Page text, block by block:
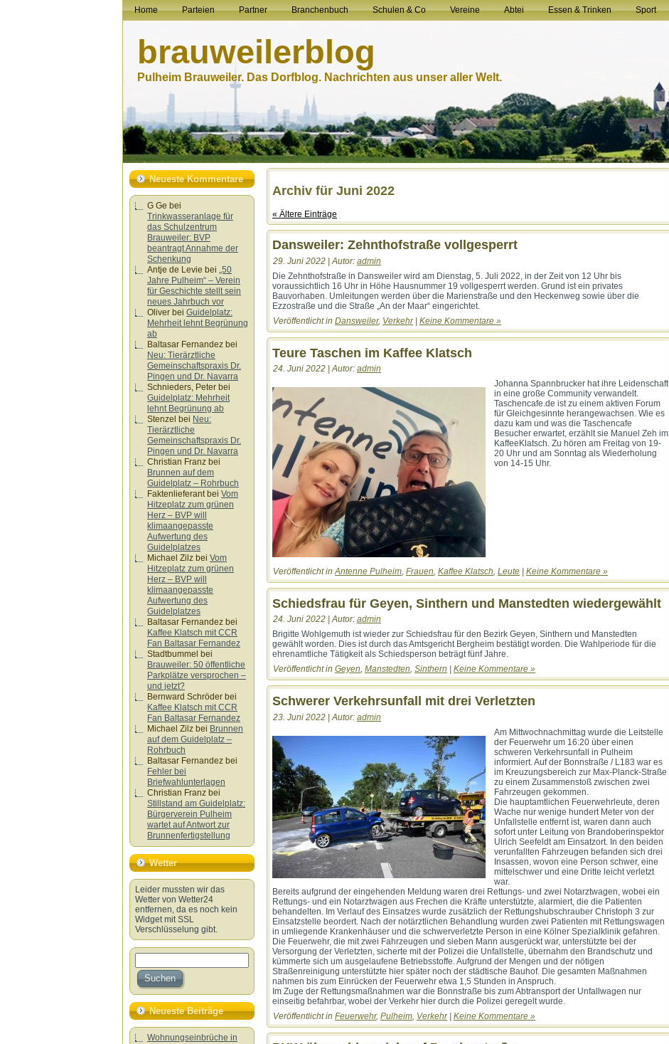
Home Parteien Partner Branchenbuch Schulen & Co Vereine Abtei Essen & Trinken Sport
brauweilerblog
Pulheim Brauweiler. Das Dorfblog. Nachrichten aus unser aller Welt.
Neueste Kommentare
G Ge bei
Trinkwasseranlage für
das Schulzentrum
Brauweiler: BVP
beantragt Annahme der
Schenkung
Antje de Levie bei „50
Jahre Pulheim“ – Verein
für Geschichte stellt sein
neues Jahrbuch vor
Oliver bei Guidelplatz:
Mehrheit lehnt Begrünung
ab
Baltasar Fernandez bei
Neu: Tierärztliche
Gemeinschaftspraxis Dr.
Pingen und Dr. Navarra
Schnieders, Peter bei
Guidelplatz: Mehrheit
lehnt Begrünung ab
Stenzel bei Neu:
Tierärztliche
Gemeinschaftspraxis Dr.
Pingen und Dr. Navarra
Christian Franz bei
Brunnen auf dem
Guidelplatz – Rohrbuch
Faktenlieferantbei Vom
Hitzeplatz zum grünen
Herz – BVP will
klimaangepasste
Aufwertung des
Guidelplatzes
Michael Zilz bei Vom
Hitzeplatz zum grünen
Herz – BVP will
klimaangepasste
Aufwertung des
Guidelplatzes
Baltasar Fernandez bei
Kaffee Klatsch mit CCR
Fan Baltasar Fernandez
Stadtbummel bei
Brauweiler: 50 öffentliche
Parkplätze versprochen –
und jetzt?
Bernward Schröder bei
Kaffee Klatsch mit CCR
Fan Baltasar Fernandez
Michael Zilz bei Brunnen
auf dem Guidelplatz –
Rohrbuch
Baltasar Fernandez bei
Fehler bei
Briefwahlunterlagen
Christian Franz bei
Stillstand am Guidelplatz:
Bürgerverein Pulheim
wartet auf Antwort zur
Brunnenfertigstellung
Wetter
Leider mussten wir das
Wetter von Wetter24
entfernen, da es noch kein
Widget mit SSL
Verschlüsselung gibt.
Neueste Beiträge
Wohnungseinbrüche in
Archiv für Juni 2022
« Ältere Einträge
Dansweiler: Zehnthofstraße vollgesperrt
29. Juni 2022 | Autor: admin
Die Zehnthofstraße in Dansweiler wird am Dienstag, 5. Juli 2022, in der Zeit von 12 Uhr bis
voraussichtlich 16 Uhr in Höhe Hausnummer 19 vollgesperrt werden. Grund ist ein privates
Bauvorhaben. Umleitungen werden über die Marienstraße und den Heckenweg sowie über die
Ezzostraße und die Straße „An der Maar“ eingerichtet.
Veröffentlicht in Dansweiler, Verkehr| Keine Kommentare »
Teure Taschen im Kaffee Klatsch
24. Juni 2022 | Autor: admin
Johanna Spannbrucker hat ihre Leidenschaft
in eine große Community verwandelt.
Taschencafe.de ist zu einem aktiven Forum
für Gleichgesinnte herangewachsen. Wie es
dazu kam und was die Taschencafe
Besucher erwartet, erzählt sie Manuel Zeh im
KaffeeKlatsch. Zu hören am Freitag von 19-
20 Uhr und am Sonntag als Wiederholung
von 14-15 Uhr.
Veröffentlicht inAntenne Pulheim, Frauen, Kaffee Klatsch, Leute Keine Kommentare »
Schiedsfrau für Geyen, Sinthern und Manstedten wiedergewählt
24. Juni 2022 | Autor: admin
Brigitte Wohlgemuth ist wieder zur Schiedsfrau für den Bezirk Geyen, Sinthern und Manstedten
gewählt worden. Dies ist durch das Amtsgericht Bergheim bestätigt worden. Die Wahlperiode für die
ehrenamtliche Tätigkeit als Schiedsperson beträgt fünf Jahre.
Veröffentlicht in Geyen, Manstedten, Sinthern Keine Kommentare »
Schwerer Verkehrsunfall mit drei Verletzten
23. Juni 2022 | Autor: admin
Am Mittwochnachmittag wurde die Leitstelle
der Feuerwehr um 16:20 über einen
schweren Verkehrsunfall in Pulheim
informiert. Auf der Bonnstraße / L183 war es
im Kreuzungsbereich zur Max-Planck-Straße
zu einem Zusammenstoß zwischen zwei
Fahrzeugen gekommen.
Die hauptamtlichen Feuerwehrleute, deren
Wache nur wenige hundert Meter von der
Unfallstelle entfernt ist, waren dann auch
sofort unter Leitung von Brandoberinspektor
Ulrich Seefeldt am Einsatzort. In den beiden
verunfallten Fahrzeugen befanden sich drei
Insassen, wovon eine Person schwer, eine
mittelschwer und eine Dritte leicht verletzt
war.
Bereits aufgrund der eingehenden Meldung waren drei Rettungs- und zwei Notarztwagen, wobei ein
Rettungs- und ein Notarztwagen aus Frechen die Kräfte unterstützte, alarmiert, die die Patienten
behandelten. Im Verlauf des Einsatzes wurde zusätzlich der Rettungshubschrauber Christoph 3 zur
Einsatzstelle beordert. Nach der notärztlichen Behandlung wurden zwei Patienten mit Rettungswagen
in umliegende Krankenhäuser und die schwerverletzte Person in eine Kölner Spezialklinik gefahren.
Die Feuerwehr, die mit zwei Fahrzeugen und sieben Mann ausgerückt war, unterstützte bei der
Versorgung der Verletzten, sicherte mit der Polizei die Unfallstelle, übernahm den Brandschutz und
kümmerte sich um ausgelaufene Betriebsstoffe. Aufgrund der Mengen und der nötigen
Straßenreinigung unterstützte hier später noch der städtische Bauhof. Die gesamten Maßnahmen
nahmen bis zum Einrücken der Feuerwehr etwa 1,5 Stunden in Anspruch.
Im Zuge der Rettungsmaßnahmen war die Bonnstraße bis zum Abtransport der Unfallwagen nur
einseitig befahrbar, wobei der Verkehr hier durch die Polizei geregelt wurde.
Veröffentlicht in Feuerwehr, Pulheim Verkehr| Keine Kommentare »